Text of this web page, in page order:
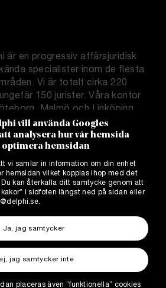
är en progressiv affärsjuridisk
specialister inom de flesta
Vi är totalt cirka 220
150 jurister. Våra kontor
Malmö och Linköping.
vill använda Googles
analysera hur vår hemsida
optimera hemsidan
vi samlar in information om din enhet
hemsidan vilket kopplas ihop med det
kan återkalla ditt samtycke genom att
i sidfoten längst ned på sidan eller
.
Ja, jag samtycker
jag samtycker inte
placeras även ”funktionella” cookies